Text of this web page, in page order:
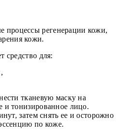
процессы регенерации кожи,
кожи.
средство для:
тканевую маску на
и тонизированное лицо.
затем снять ее и осторожно
по коже.